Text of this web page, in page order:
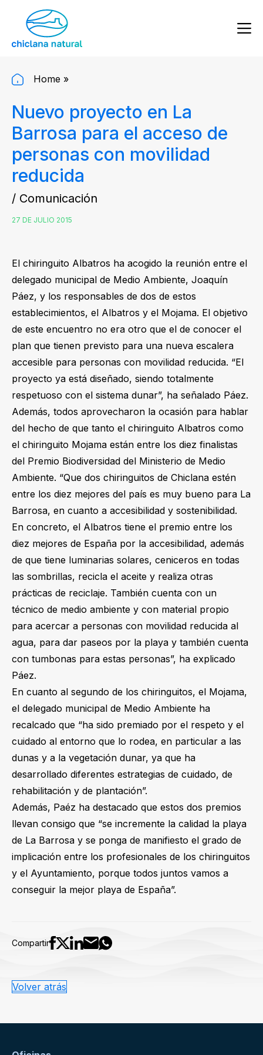
Home »
Nuevo proyecto en La
Barrosa para el acceso de
personas con movilidad
reducida
/ Comunicación
27 DE JULIO 2015
El chiringuito Albatros ha acogido la reunión entre el
delegado municipal de Medio Ambiente, Joaquín
Páez, y los responsables de dos de estos
establecimientos, el Albatros y el Mojama. El objetivo
de este encuentro no era otro que el de conocer el
plan que tienen previsto para una nueva escalera
accesible para personas con movilidad reducida. “El
proyecto ya está diseñado, siendo totalmente
respetuoso con el sistema dunar”, ha señalado Páez.
Además, todos aprovecharon la ocasión para hablar
del hecho de que tanto el chiringuito Albatros como
el chiringuito Mojama están entre los diez finalistas
del Premio Biodiversidad del Ministerio de Medio
Ambiente. “Que dos chiringuitos de Chiclana estén
entre los diez mejores del país es muy bueno para La
Barrosa, en cuanto a accesibilidad y sostenibilidad.
En concreto, el Albatros tiene el premio entre los
diez mejores de España por la accesibilidad, además
de que tiene luminarias solares, ceniceros en todas
las sombrillas, recicla el aceite y realiza otras
prácticas de reciclaje. También cuenta con un
técnico de medio ambiente y con material propio
para acercar a personas con movilidad reducida al
agua, para dar paseos por la playa y también cuenta
con tumbonas para estas personas”, ha explicado
Páez.
En cuanto al segundo de los chiringuitos, el Mojama,
el delegado municipal de Medio Ambiente ha
recalcado que “ha sido premiado por el respeto y el
cuidado al entorno que lo rodea, en particular a las
dunas y a la vegetación dunar, ya que ha
desarrollado diferentes estrategias de cuidado, de
rehabilitación y de plantación”.
Además, Paéz ha destacado que estos dos premios
llevan consigo que “se incremente la calidad la playa
de La Barrosa y se ponga de manifiesto el grado de
implicación entre los profesionales de los chiringuitos
y el Ayuntamiento, porque todos juntos vamos a
conseguir la mejor playa de España”.
Compartir
Volver atrás